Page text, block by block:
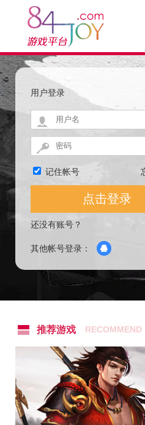
用户登录
记住帐号
还没有账号？
其他帐号登录：
推荐游戏 RECOMMEND